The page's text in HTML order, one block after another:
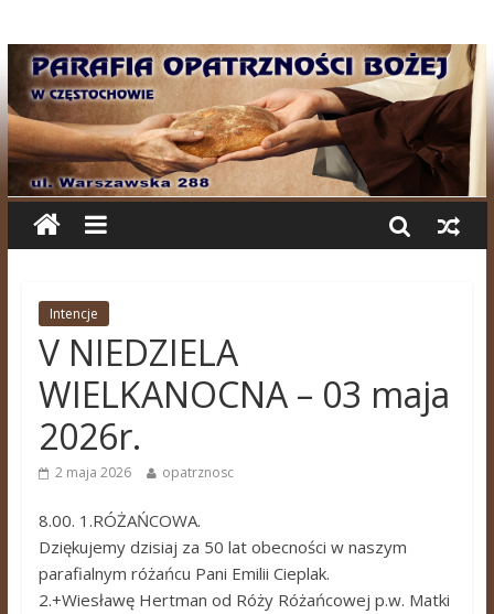
Intencje
V NIEDZIELA
WIELKANOCNA – 03 maja
2026r.
2 maja 2026 opatrznosc
8.00. 1.RÓŻAŃCOWA.
Dziękujemy dzisiaj za 50 lat obecności w naszym
parafialnym różańcu Pani Emilii Cieplak.
2.+Wiesławę Hertman od Róży Różańcowej p.w. Matki